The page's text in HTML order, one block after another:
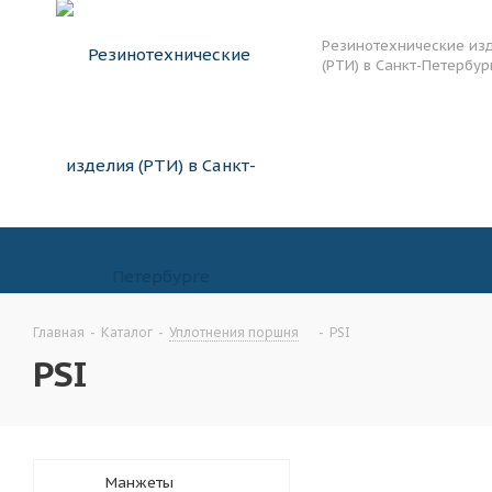
Резинотехнические
(РТИ) в Санкт-
Главная - Каталог - Уплотнения поршня - PSI
PSI
Манжеты